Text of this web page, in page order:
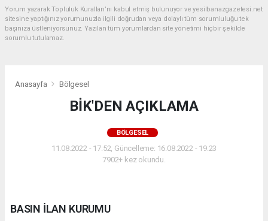
Yorum yazarak Topluluk Kuralları’nı kabul etmiş bulunuyor ve yesilbanazgazetesi.net
sitesine yaptığınız yorumunuzla ilgili doğrudan veya dolaylı tüm sorumluluğu tek
başınıza üstleniyorsunuz. Yazılan tüm yorumlardan site yönetimi hiçbir şekilde
sorumlu tutulamaz.
Anasayfa Bölgesel
BİK'DEN AÇIKLAMA
BÖLGESEL
11.08.2022 - 17:52, Güncelleme: 16.08.2022 - 19:23
7902+ kez okundu.
BASIN İLAN KURUMU